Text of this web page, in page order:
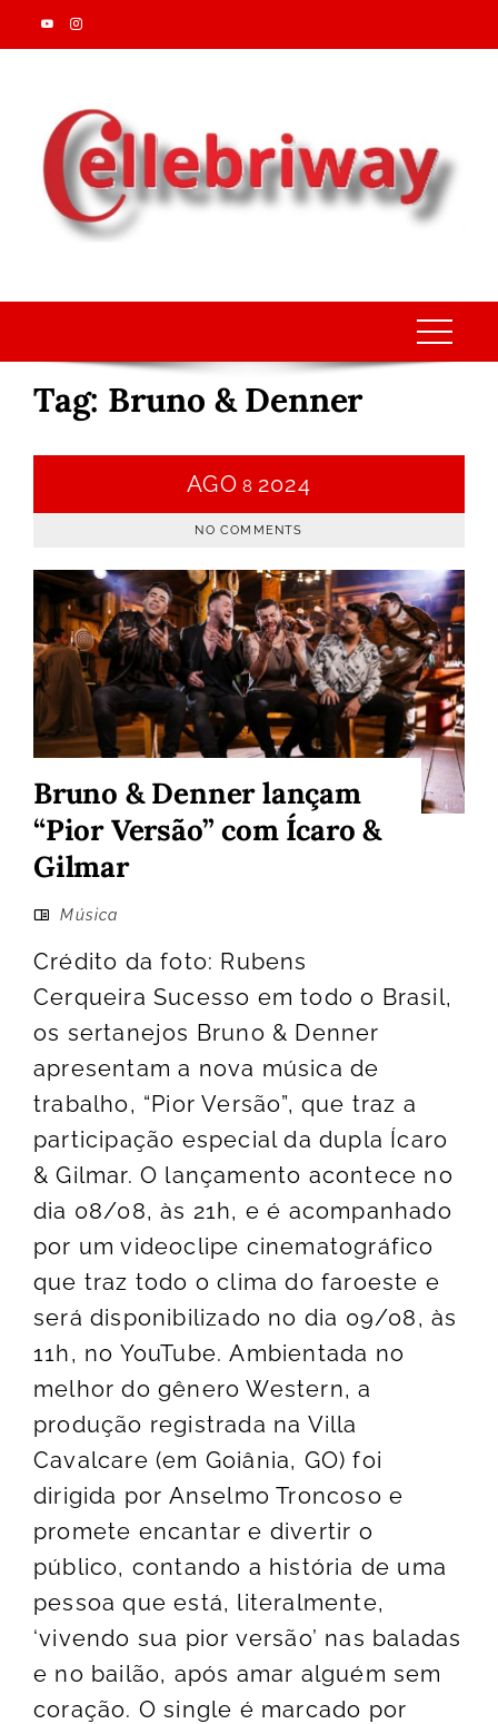
Skip
to
Tag: Bruno & Denner
AGO 8 2024
NO COMMENTS
Bruno & Denner lançam
“Pior Versão” com Ícaro &
Gilmar
Música
Crédito da foto: Rubens
Cerqueira Sucesso em todo o Brasil,
os sertanejos Bruno & Denner
apresentam a nova música de
trabalho, “Pior Versão”, que traz a
participação especial da dupla Ícaro
& Gilmar. O lançamento acontece no
dia 08/08, às 21h, e é acompanhado
por um videoclipe cinematográfico
que traz todo o clima do faroeste e
será disponibilizado no dia 09/08, às
11h, no YouTube. Ambientada no
melhor do gênero Western, a
produção registrada na Villa
Cavalcare (em Goiânia, GO) foi
dirigida por Anselmo Troncoso e
promete encantar e divertir o
público, contando a história de uma
pessoa que está, literalmente,
‘vivendo sua pior versão’ nas baladas
e no bailão, após amar alguém sem
coração. O single é marcado por